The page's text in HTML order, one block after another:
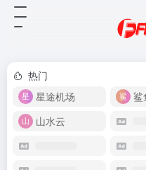
热门
星途机场
鲨
山水云